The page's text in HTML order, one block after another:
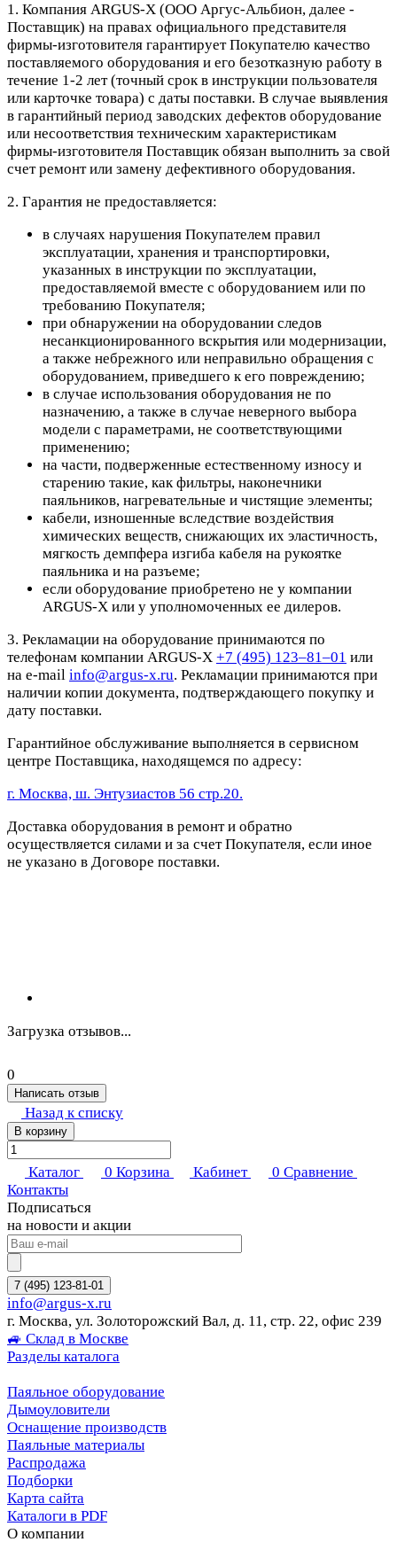
1. Компания ARGUS-X (ООО Аргус-Альбион, далее -
Поставщик) на правах официального представителя
фирмы-изготовителя гарантирует Покупателю качество
поставляемого оборудования и его безотказную работу в
течение 1-2 лет (точный срок в инструкции пользователя
или карточке товара) с даты поставки. В случае выявления
в гарантийный период заводских дефектов оборудование
или несоответствия техническим характеристикам
фирмы-изготовителя Поставщик обязан выполнить за свой
счет ремонт или замену дефективного оборудования.
2. Гарантия не предоставляется:
в случаях нарушения Покупателем правил
эксплуатации, хранения и транспортировки,
указанных в инструкции по эксплуатации,
предоставляемой вместе с оборудованием или по
требованию Покупателя;
при обнаружении на оборудовании следов
несанкционированного вскрытия или модернизации,
а также небрежного или неправильно обращения с
оборудованием, приведшего к его повреждению;
в случае использования оборудования не по
назначению, а также в случае неверного выбора
модели с параметрами, не соответствующими
применению;
на части, подверженные естественному износу и
старению такие, как фильтры, наконечники
паяльников, нагревательные и чистящие элементы;
кабели, изношенные вследствие воздействия
химических веществ, снижающих их эластичность,
мягкость демпфера изгиба кабеля на рукоятке
паяльника и на разъеме;
если оборудование приобретено не у компании
ARGUS-X или у уполномоченных ее дилеров.
3. Рекламации на оборудование принимаются по
телефонам компании ARGUS-X +7 (495) 123–81–01 или
на e-mail info@argus-x.ru. Рекламации принимаются при
наличии копии документа, подтверждающего покупку и
дату поставки.
Гарантийное обслуживание выполняется в сервисном
центре Поставщика, находящемся по адресу:
г. Москва, ш. Энтузиастов 56 стр.20.
Доставка оборудования в ремонт и обратно
осуществляется силами и за счет Покупателя, если иное
не указано в Договоре поставки.
Загрузка отзывов...
0
Написать отзыв
Назад к списку
В корзину
Каталог 0 Корзина Кабинет 0 Сравнение
Контакты
Подписаться
на новости и акции
7 (495) 123-81-01
info@argus-x.ru
г. Москва, ул. Золоторожский Вал, д. 11, стр. 22, офис 239
🚙 Склад в Москве
Разделы каталога
Паяльное оборудование
Дымоуловители
Оснащение производств
Паяльные материалы
Распродажа
Подборки
Карта сайта
Каталоги в PDF
О компании